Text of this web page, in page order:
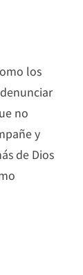
los
no
y
de Dios